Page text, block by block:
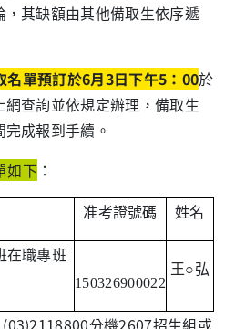
其缺額由其他備取生依序遞
名單預訂於6月3日下午5 ： 00於
查詢並依規定辦理，備取生
成報到手續。
如下 ：
准考證號碼 姓名
在職專班
150326900022
王○弘
(03)2118800分機2607招生組或